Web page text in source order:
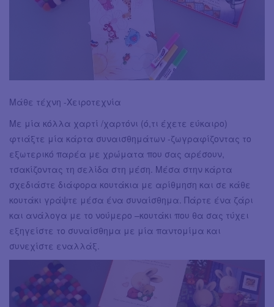
Μάθε τέχνη -Χειροτεχνία
Με μία κόλλα χαρτί /χαρτόνι (ό,τι έχετε εύκαιρο)
φτιάξτε μία κάρτα συναισθημάτων -ζωγραφίζοντας το
εξωτερικό παρέα με χρώματα που σας αρέσουν,
τσακίζοντας τη σελίδα στη μέση. Μέσα στην κάρτα
σχεδιάστε διάφορα κουτάκια με αρίθμηση και σε κάθε
κουτάκι γράψτε μέσα ένα συναίσθημα. Πάρτε ένα ζάρι
και ανάλογα με το νούμερο –κουτάκι που θα σας τύχει
εξηγείστε το συναίσθημα με μία παντομίμα και
συνεχίστε εναλλάξ.